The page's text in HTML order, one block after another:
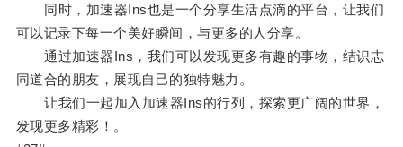
同时，加速器Ins也是一个分享生活点滴的平台，让我们
可以记录下每一个美好瞬间，与更多的人分享。
通过加速器Ins，我们可以发现更多有趣的事物，结识志
同道合的朋友，展现自己的独特魅力。
让我们一起加入加速器Ins的行列，探索更广阔的世界，
发现更多精彩！。